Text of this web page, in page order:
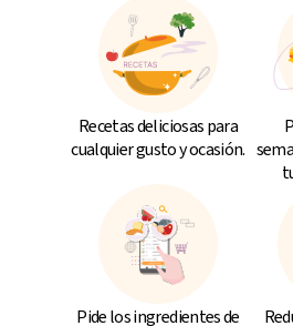
Recetas deliciosas para
cualquier gusto y ocasión.
Pide los ingredientes de